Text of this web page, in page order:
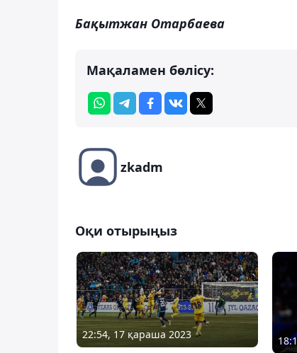
Бақытжан Отарбаева
Мақаламен бөлісу:
zkadm
Оқи отырыңыз
22:54, 17 қараша 2023